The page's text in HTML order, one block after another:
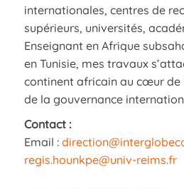
internationales, centres de
supérieurs, universités,
Enseignant en Afrique
en Tunisie, mes travaux
continent africain au cœur de
de la gouvernance
Contact :
Email :
regis.hounkpe@univ-reims.fr